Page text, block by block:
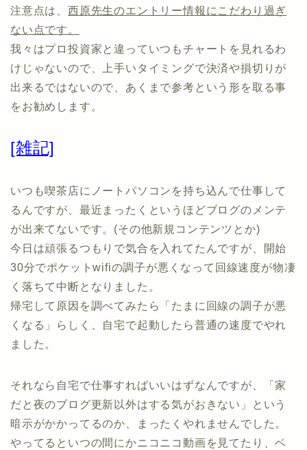
注意点は、 西原先生のエントリー情報にこだわり過ぎ
ない点です。
我々はプロ投資家と違っていつもチャートを見れるわ
けじゃないので、上手いタイミングで決済や損切りが
出来るではないので、あくまで参考という形を取る事
をお勧めします。
[雑記]
いつも喫茶店にノートパソコンを持ち込んで仕事して
るんですが、最近まったくというほどブログのメンテ
が出来てないです。(その他新規コンテンツとか)
今日は頑張るつもりで気合を入れてたんですが、開始
30分でポケットwifiの調子が悪くなって回線速度が物凄
く落ちて中断となりました。
帰宅して原因を調べてみたら「たまに回線の調子が悪
くなる」らしく、自宅で起動したら普通の速度でやれ
ました。
それなら自宅で仕事すればいいはずなんですが、「家
だと夜のブログ更新以外はする気がおきない」という
暗示がかかってるのか、まったくやれませんでした。
やってるといつの間にかニコニコ動画を見てたり、ベ